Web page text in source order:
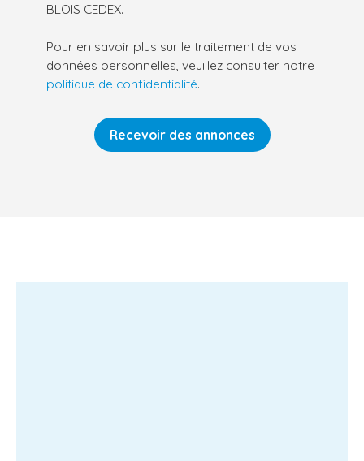
BLOIS CEDEX.
Pour en savoir plus sur le traitement de vos
données personnelles, veuillez consulter notre
politique de confidentialité.
Recevoir des annonces